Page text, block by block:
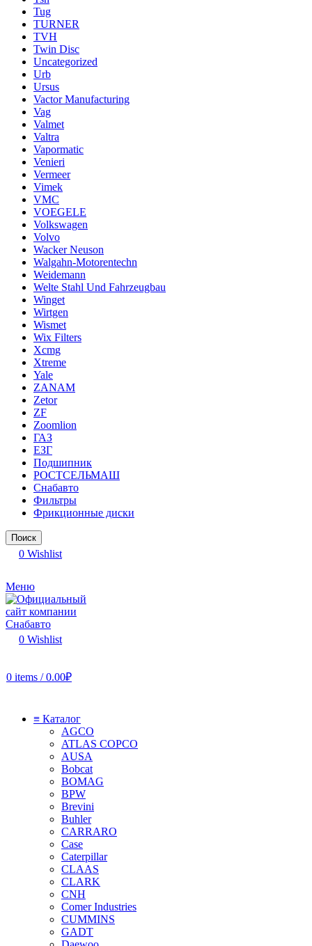
Tug
TURNER
TVH
Twin Disc
Uncategorized
Urb
Ursus
Vactor Manufacturing
Vag
Valmet
Valtra
Vapormatic
Venieri
Vermeer
Vimek
VMC
VOEGELE
Volkswagen
Volvo
Wacker Neuson
Walgahn-Motorentechn
Weidemann
Welte Stahl Und Fahrzeugbau
Winget
Wirtgen
Wismet
Wix Filters
Xcmg
Xtreme
Yale
ZANAM
Zetor
ZF
Zoomlion
ГАЗ
ЕЗГ
Подшипник
РОСТСЕЛЬМАШ
Снабавто
Фильтры
Фрикционные диски
Поиск
0 Wishlist
Меню
0 Wishlist
0 items / 0.00₽
≡ Каталог
AGCO
ATLAS COPCO
AUSA
Bobcat
BOMAG
BPW
Brevini
Buhler
CARRARO
Case
Caterpillar
CLAAS
CLARK
CNH
Comer Industries
CUMMINS
GADT